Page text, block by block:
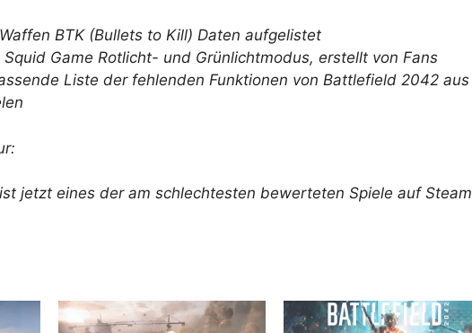
BTK (Bullets to Kill) Daten aufgelistet
Game Rotlicht- und Grünlichtmodus, erstellt von Fans
Liste der fehlenden Funktionen von Battlefield 2042 aus
jetzt eines der am schlechtesten bewerteten Spiele auf Steam